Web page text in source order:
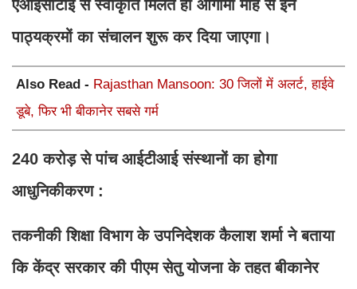
एआईसीटीई से स्वीकृति मिलते ही आगामी माह से इन
पाठ्यक्रमों का संचालन शुरू कर दिया जाएगा।
Also Read - Rajasthan Mansoon: 30 जिलों में अलर्ट, हाईवे
डूबे, फिर भी बीकानेर सबसे गर्म
240 करोड़ से पांच आईटीआई संस्थानों का होगा
आधुनिकीकरण :
तकनीकी शिक्षा विभाग के उपनिदेशक कैलाश शर्मा ने बताया
कि केंद्र सरकार की पीएम सेतु योजना के तहत बीकानेर